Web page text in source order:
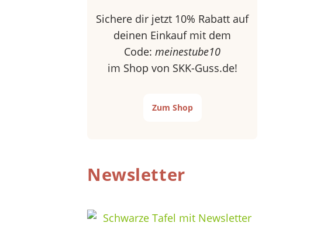
Sichere dir jetzt 10% Rabatt auf
deinen Einkauf mit dem
Code: meinestube10
im Shop von SKK-Guss.de!
Zum Shop
Newsletter